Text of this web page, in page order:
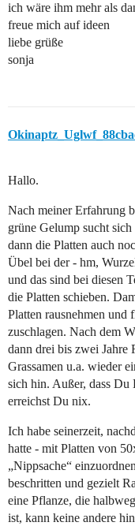
ich wäre ihm mehr als
freue mich auf ideen
liebe grüße
sonja
Hallo.
Nach meiner Erfahrung
grüne Gelump sucht
dann die Platten auch
Übel bei der - hm,
und das sind bei diesen
die Platten schieben.
Platten rausnehmen und
zuschlagen. Nach dem
dann drei bis zwei Jahre
Grassamen u.a. wieder
sich hin. Außer, dass Du
erreichst Du nix.
Ich habe seinerzeit,
hatte - mit Platten von
„Nippsache“
beschritten und gezielt
eine Pflanze, die
ist, kann keine andere